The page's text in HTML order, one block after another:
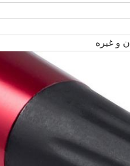
و غیره